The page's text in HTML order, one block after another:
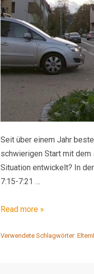
Seit über einem Jahr
schwierigen Start mit dem
Situation entwickelt? In
7:15-7:21 …
Video
RT
Read more »
Verwendete Schlagwörter: